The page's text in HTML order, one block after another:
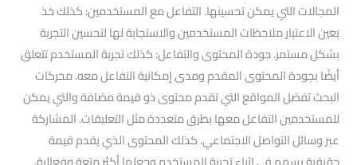
المجالات التي يمكن تحسينها. التفاعل مع المستخدمين: كذلك خذ
بعين الاعتبار ملاحظات المستخدمين والاستجابة لها لتحسين التجربة
بشكل مستمر. جودة المحتوى والتفاعل: كذلك تجربة المستخدم تتعلق
أيضًا بجودة المحتوى المقدم ومدى إمكانية التفاعل معه. محركات
البحث تفضل المواقع التي تقدم محتوى ذو قيمة مضافة والتي يمكن
للمستخدمين التفاعل معها بطرق متعددة مثل التعليقات. المشاركة
عبر وسائل التواصل الاجتماعي. كذلك المحتوى الذي يقدم قيمة